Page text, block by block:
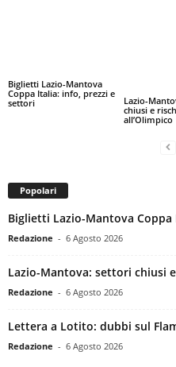
Biglietti Lazio-Mantova
Coppa Italia: info, prezzi e
settori
Lazio-
chiusi e
all’Olimpico
Popolari
Biglietti Lazio-Mantova
Redazione - 6 Agosto 2026
Lazio-Mantova: settori chiusi
Redazione - 6 Agosto 2026
Lettera a Lotito: dubbi sul
Redazione - 6 Agosto 2026